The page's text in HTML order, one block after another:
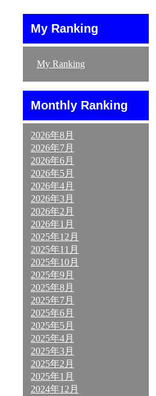
My Ranking
My Ranking
Monthly Ranking
2026年8月
2026年7月
2026年6月
2026年5月
2026年4月
2026年3月
2026年2月
2026年1月
2025年12月
2025年11月
2025年10月
2025年9月
2025年8月
2025年7月
2025年6月
2025年5月
2025年4月
2025年3月
2025年2月
2025年1月
2024年12月